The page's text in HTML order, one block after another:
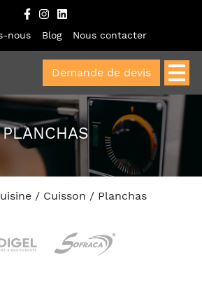
nous Blog Nous contacter
Demande de devis
PLANCHAS
/ Cuisson / Planchas